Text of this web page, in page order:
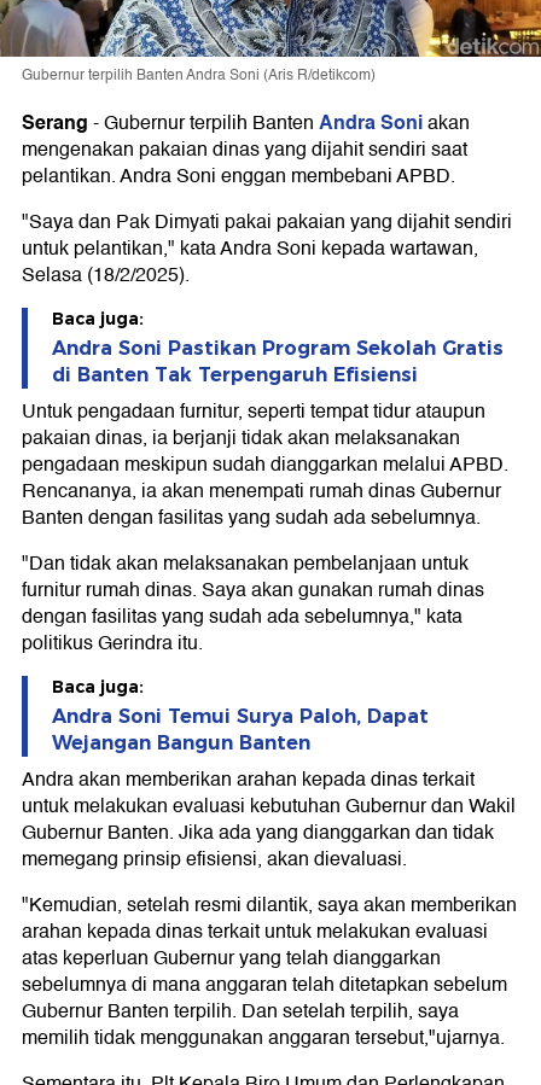
Gubernur terpilih Banten Andra Soni (Aris R/detikcom)
Serang-Gubernur terpilih BantenAndra Soniakan
mengenakan pakaian dinas yang dijahit sendiri saat
pelantikan. Andra Soni enggan membebani APBD.
"Saya dan Pak Dimyati pakai pakaian yang dijahit sendiri
untuk pelantikan," kata Andra Soni kepada wartawan,
Selasa (18/2/2025).
Baca juga:
Andra Soni Pastikan Program Sekolah Gratis
di Banten Tak Terpengaruh Efisiensi
Untuk pengadaan furnitur, seperti tempat tidur ataupun
pakaian dinas, ia berjanji tidak akan melaksanakan
pengadaan meskipun sudah dianggarkan melalui APBD.
Rencananya, ia akan menempati rumah dinas Gubernur
Banten dengan fasilitas yang sudah ada sebelumnya.
"Dan tidak akan melaksanakan pembelanjaan untuk
furnitur rumah dinas. Saya akan gunakan rumah dinas
dengan fasilitas yang sudah ada sebelumnya," kata
politikus Gerindra itu.
Baca juga:
Andra Soni Temui Surya Paloh, Dapat
Wejangan Bangun Banten
Andra akan memberikan arahan kepada dinas terkait
untuk melakukan evaluasi kebutuhan Gubernur dan Wakil
Gubernur Banten. Jika ada yang dianggarkan dan tidak
memegang prinsip efisiensi, akan dievaluasi.
"Kemudian, setelah resmi dilantik, saya akan memberikan
arahan kepada dinas terkait untuk melakukan evaluasi
atas keperluan Gubernur yang telah dianggarkan
sebelumnya di mana anggaran telah ditetapkan sebelum
Gubernur Banten terpilih. Dan setelah terpilih, saya
memilih tidak menggunakan anggaran tersebut,"ujarnya.